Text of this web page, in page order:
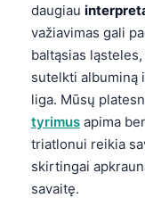
daugiau
važiavimas gali
baltąsias
sutelkti albuminą
liga. Mūsų
tyrimus apima
triatlonui reikia
skirtingai
savaitę.